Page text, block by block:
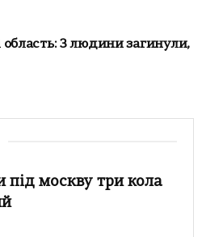
область: 3 людини загинули,
під москву три кола